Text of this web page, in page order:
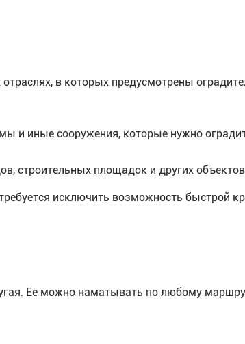
в которых предусмотрены
и иные сооружения, которые нужно
строительных площадок и других
исключить возможность быстрой
Ее можно наматывать по любому